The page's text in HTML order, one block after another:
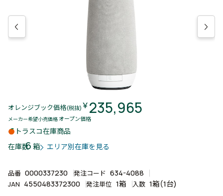
オレンジブック価格(税抜) ￥235,965
メーカー希望小売価格 オープン価格
トラスコ在庫商品
在庫数6箱 エリア別在庫を見る
品番 0000337230 発注コード 634-4088
JAN 4550483372300 発注単位 1箱 入数 1箱(1台)